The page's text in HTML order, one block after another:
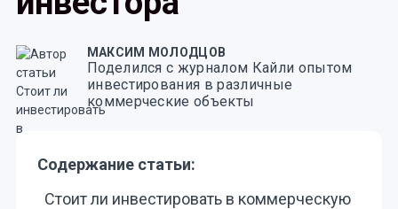
МАКСИМ МОЛОДЦОВ
Поделился с журналом Кайли опытом
инвестирования в различные
коммерческие объекты
Содержание статьи:
Стоит ли инвестировать в коммерческую